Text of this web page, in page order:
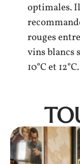
optimales.
rouges
vins blancs
10°C et 12°C.